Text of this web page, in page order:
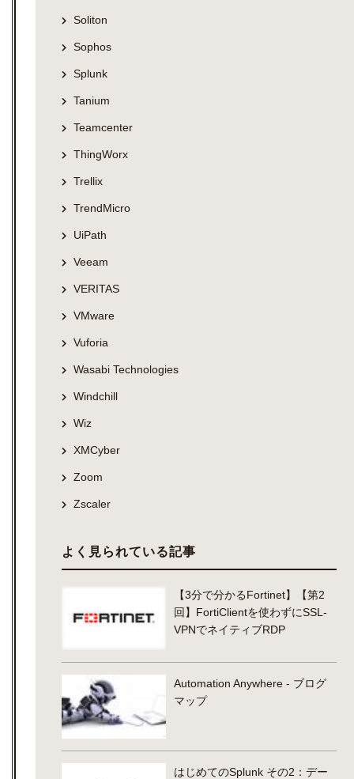
Soliton
Sophos
Splunk
Tanium
Teamcenter
ThingWorx
Trellix
TrendMicro
UiPath
Veeam
VERITAS
VMware
Vuforia
Wasabi Technologies
Windchill
Wiz
XMCyber
Zoom
Zscaler
よく見られている記事
【3分で分かるFortinet】【第2
回】FortiClientを使わずにSSL-
VPNでネイティブRDP
Automation Anywhere - ブログ
マップ
はじめてのSplunk その2：デー